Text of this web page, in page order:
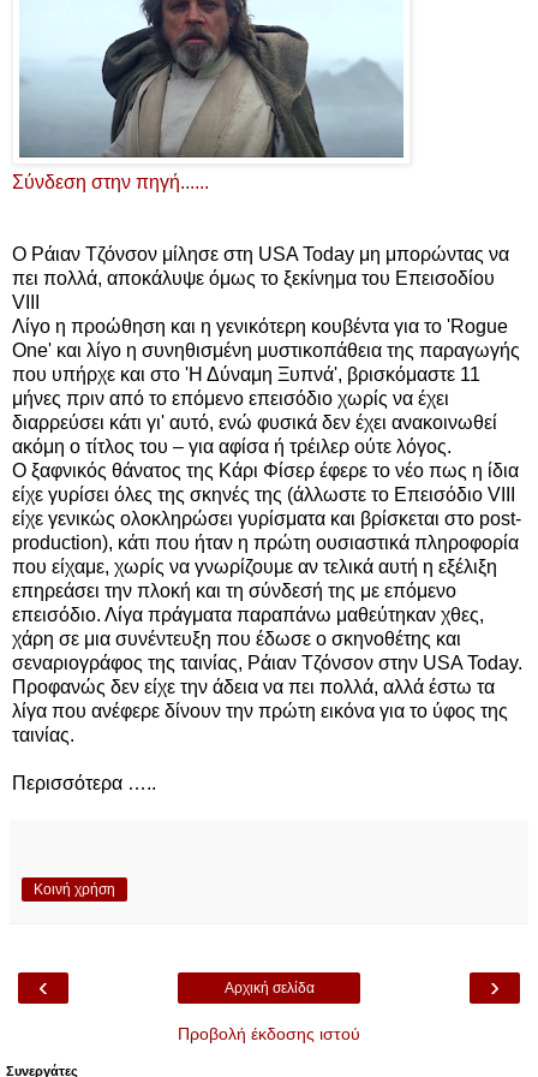
Σύνδεση στην πηγή......
Ο Ράιαν Τζόνσον μίλησε στη USA Today μη μπορώντας να
πει πολλά, αποκάλυψε όμως το ξεκίνημα του Επεισοδίου
VIII
Λίγο η προώθηση και η γενικότερη κουβέντα για το 'Rogue
One' και λίγο η συνηθισμένη μυστικοπάθεια της παραγωγής
που υπήρχε και στο 'Η Δύναμη Ξυπνά', βρισκόμαστε 11
μήνες πριν από το επόμενο επεισόδιο χωρίς να έχει
διαρρεύσει κάτι γι' αυτό, ενώ φυσικά δεν έχει ανακοινωθεί
ακόμη ο τίτλος του – για αφίσα ή τρέιλερ ούτε λόγος.
Ο ξαφνικός θάνατος της Κάρι Φίσερ έφερε το νέο πως η ίδια
είχε γυρίσει όλες της σκηνές της (άλλωστε το Επεισόδιο VIII
είχε γενικώς ολοκληρώσει γυρίσματα και βρίσκεται στο post-
production), κάτι που ήταν η πρώτη ουσιαστικά πληροφορία
που είχαμε, χωρίς να γνωρίζουμε αν τελικά αυτή η εξέλιξη
επηρεάσει την πλοκή και τη σύνδεσή της με επόμενο
επεισόδιο. Λίγα πράγματα παραπάνω μαθεύτηκαν χθες,
χάρη σε μια συνέντευξη που έδωσε ο σκηνοθέτης και
σεναριογράφος της ταινίας, Ράιαν Τζόνσον στην USA Today.
Προφανώς δεν είχε την άδεια να πει πολλά, αλλά έστω τα
λίγα που ανέφερε δίνουν την πρώτη εικόνα για το ύφος της
ταινίας.
Περισσότερα …..
Κοινή χρήση
‹ ›
Αρχική σελίδα
Προβολή έκδοσης ιστού
Συνεργάτες